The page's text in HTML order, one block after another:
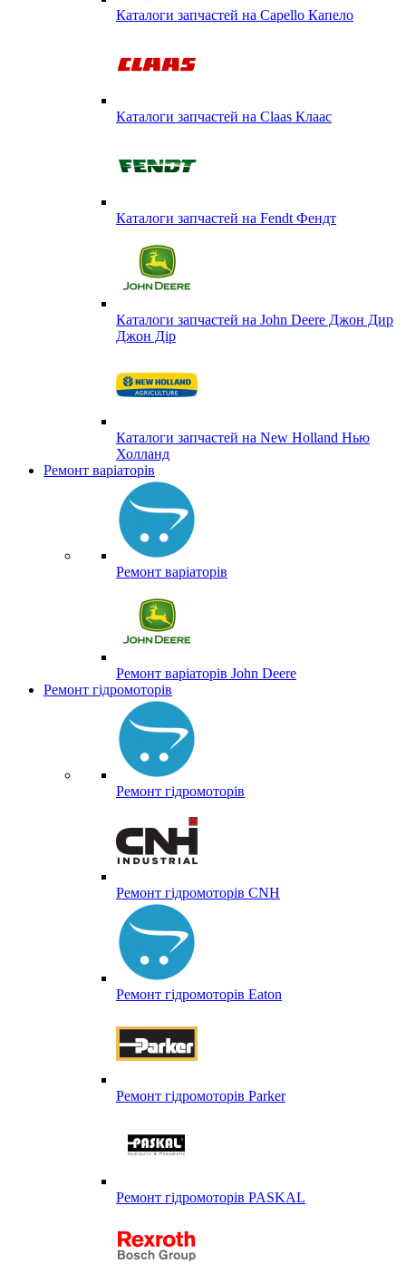
Каталоги запчастей на Capello Капело
Каталоги запчастей на Claas Клаас
Каталоги запчастей на Fendt Фендт
Каталоги запчастей на John Deere Джон Дир
Джон Дір
Каталоги запчастей на New Holland Нью
Холланд
Ремонт варіаторів
Ремонт варіаторів
Ремонт варіаторів John Deere
Ремонт гідромоторів
Ремонт гідромоторів
Ремонт гідромоторів CNH
Ремонт гідромоторів Eaton
Ремонт гідромоторів Parker
Ремонт гідромоторів PASKAL